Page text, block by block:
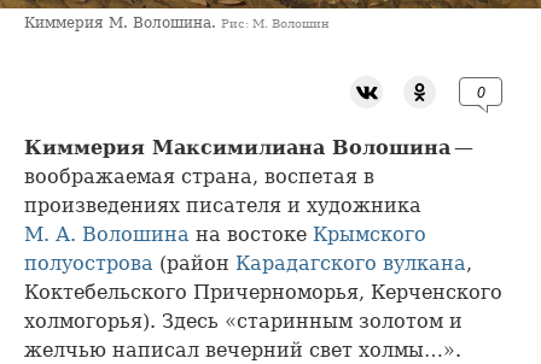
Киммерия М. Волошина. Рис: М. Волошин
0
Киммерия Максимилиана Волошина—
воображаемая страна, воспетая в
произведениях писателя и художника
М. А. Волошина на востоке Крымского
полуострова (район Карадагского вулкана,
Коктебельского Причерноморья, Керченского
холмогорья). Здесь «старинным золотом и
желчью написал вечерний свет холмы…».